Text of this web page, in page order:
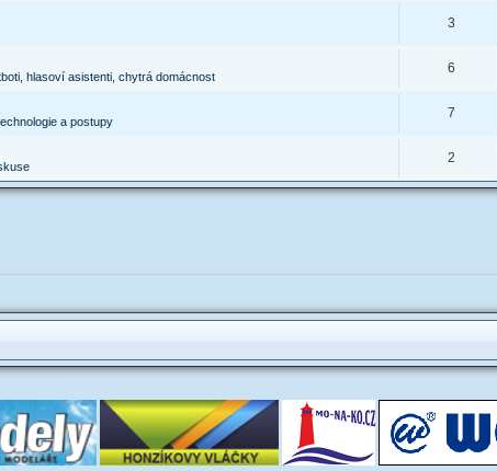
3
hlasoví asistenti, chytrá domácnost
6
a postupy
7
2